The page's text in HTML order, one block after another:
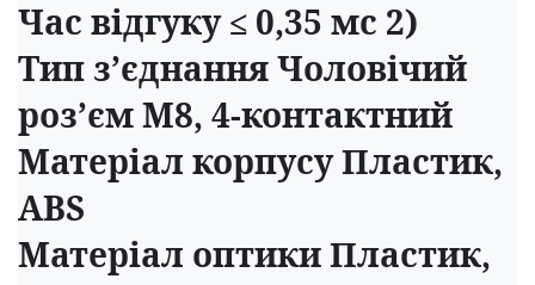
Час відгуку ≤ 0,35 мс 2)
Тип з’єднання Чоловічий
роз’єм M8, 4-контактний
Матеріал корпусу Пластик,
ABS
Матеріал оптики Пластик,